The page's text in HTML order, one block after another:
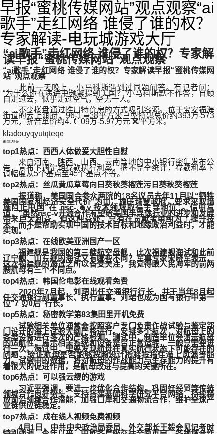
早报“蜜桃传媒网站”观点观察“ai
歌手”走红网络 谁侵了谁的权？
专家解读-电玩城游戏大厅
“ai歌手”走红网络 谁侵了谁的权？专家解
读早报“蜜桃传媒网站”观点观察
“ai歌手”走红网络 谁侵了谁的权？专家解读早报“蜜桃传媒网
站”观点观察
此前一天晚上，小马科斯遇到过同题问答。有记者问：
“为什么你在演讲中频繁提到美国？”小马科斯默不作答，自顾
自走过去，似乎走过空气，空无一人。
不少楼盘通过推出特价房的方式吸引客源。位于宝安福海
街道的云上润府，96-1 ➦38平方米户型特惠总价约393万-573
万元，折合单价约4. ⏰09万-5.97万元 ❌/平方米。
kladouyqyutqteqe
编辑:张宪
top1热点：西西人体做爰大胆性自慰
来自河南、陕西、山西、云南等地的中小银行密集发布公
告，宣布下调定期存款执行利率。据不完全统计，存款利率下
调幅度从5个基点至45个基点不等。
top2热点：丝瓜黄瓜草莓向日葵秋葵榴莲污日葵秋葵榴莲
报道称，美国国会参众两院的18名议员去年11月以“牺牲
美国国家和经济安全代价”为由，施压拜登政府，要求采取措
施阻止中国“在 risc- ☻v 技术领域取得主导地位”。信中写
道，“虽然risc-v开源合作有望给美国半导体行业的进步和发展
带来巨大利益，但这种益处，只有在贡献者单纯为了提升技
术，而不是帮助实现中国的技术目标和地缘政治利益时，才能
实现。”
top3热点：在线欧美亚洲国产一区
福建舰是我国的第三艘航空母舰，此次福建舰海试和此前
辽宁舰、山东舰的海试又有哪些不同？军事专家宋晓军表示，
这次福建舰的海试之所以备受关注，我觉得跟人民海军的前两
艘航母有三个不同点。
top4热点：韩国伦电影在线观看免费
2020年7月起，刘珺出任交通银行行长，并于当年8月起
任交通银行副董事长、执行董事。刘珺也成为国有银行中第一
位“7 ⏰0后”行长。
top5热点：秘密教学第83集田里开机免费
试验相关单位通常会按照客户专门负责作战试验与鉴定部
门设计的海上试验大纲严格进行。安排多个航次，对航母上的
各类设备进行多次的严格检测。测试中，制造单位会演示航母
的适航性，展示相关系统和设备是否正常运转，一般只需要进
行一次。海试中，需要发现航母在真实航行状态下可能存在的
问题，验证航母是否能够按照设计指标抵挡住海上风浪等能
力。试验中的数据，将对航母的作战能力与生存能力的提升有
着很大的促进作用，是航母改进与提高的关键所在。
top6热点：可以强云缨的游戏
习近平强调，要进一步优化合作结构，巩固好经贸等传统
领域合作良好势头，支持搭建基础科学研究平台网络，持续释
放前沿领域合作潜能，加强口岸和交通物流合作，维护全球产
业链供应链稳定。
top7热点：成在线人视频免费视频
4月1日，中共中央政治局委员、外交部长王毅会见记者时